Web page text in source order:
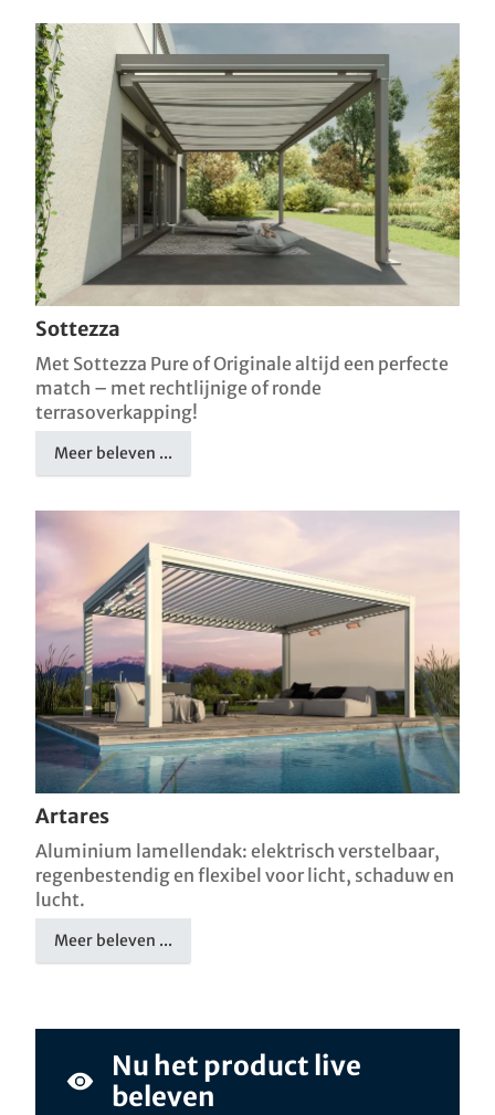
Sottezza
Met Sottezza Pure of Originale altijd een perfecte
match – met rechtlijnige of ronde
terrasoverkapping!
Meer beleven ...
Artares
Aluminium lamellendak: elektrisch verstelbaar,
regenbestendig en flexibel voor licht, schaduw en
lucht.
Meer beleven ...
Nu het product live
beleven